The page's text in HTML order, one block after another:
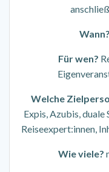
Wann?
Für wen?
Welche
Expis, Azubis,
Reiseexpert:innen,
Wie viele?